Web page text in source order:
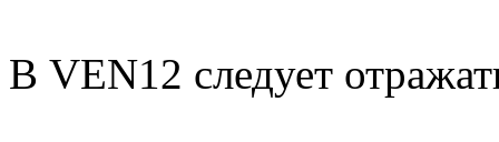
В VEN12 следует